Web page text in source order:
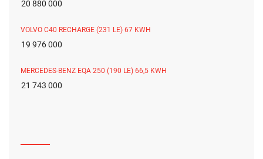
20 880 000
VOLVO C40 RECHARGE (231 LE) 67 KWH
19 976 000
MERCEDES-BENZ EQA 250 (190 LE) 66,5 KWH
21 743 000